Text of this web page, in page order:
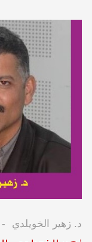
د. زهير الخويلدي